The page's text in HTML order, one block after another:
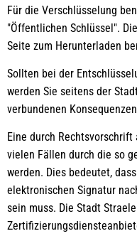
Für die Verschlüsselung
"Öffentlichen Schlüssel".
Seite zum Herunterladen
Sollten bei der
werden Sie seitens der
verbundenen
Eine durch
vielen Fällen durch die so
werden. Dies bedeutet,
elektronischen Signatur
sein muss. Die Stadt